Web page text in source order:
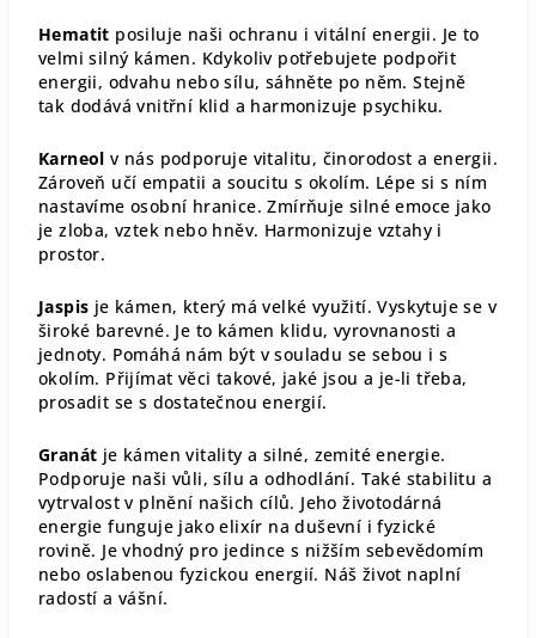
Hematit posiluje naši ochranu i vitální energii. Je to
velmi silný kámen. Kdykoliv potřebujete podpořit
energii, odvahu nebo sílu, sáhněte po něm. Stejně
tak dodává vnitřní klid a harmonizuje psychiku.
Karneolv nás podporuje vitalitu, činorodost a energii.
Zároveň učí empatii a soucitu s okolím. Lépe si s ním
nastavíme osobní hranice. Zmírňuje silné emoce jako
je zloba, vztek nebo hněv. Harmonizuje vztahy i
prostor.
Jaspis je kámen, který má velké využití. Vyskytuje se v
široké barevné. Je to kámen klidu, vyrovnanosti a
jednoty. Pomáhá nám být v souladu se sebou i s
okolím. Přijímat věci takové, jaké jsou a je-li třeba,
prosadit se s dostatečnou energií.
Granát je kámen vitality a silné, zemité energie.
Podporuje naši vůli, sílu a odhodlání. Také stabilitu a
vytrvalost v plnění našich cílů. Jeho životodárná
energie funguje jako elixír na duševní i fyzické
rovině. Je vhodný pro jedince s nižším sebevědomím
nebo oslabenou fyzickou energií. Náš život naplní
radostí a vášní.